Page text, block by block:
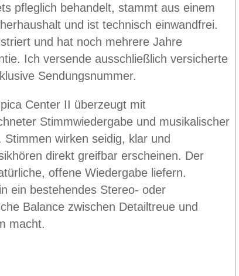
pfleglich behandelt, stammt aus einem
und ist technisch einwandfrei.
und hat noch mehrere Jahre
Ich versende ausschließlich versicherte
Sendungsnummer.
Center II überzeugt mit
Stimmwiedergabe und musikalischer
Stimmen wirken seidig, klar und
direkt greifbar erscheinen. Der
offene Wiedergabe liefern.
ein bestehendes Stereo- oder
Balance zwischen Detailtreue und
macht.